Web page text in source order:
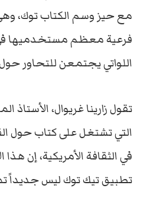
مع حيز وسم الكتاب توك،
فرعية معظم مستخدميها
اللواتي يجتمعن للتحاور
تقول زارينا غريوال،
التي تشتغل على كتاب حول
في الثقافة الأمريكية، إن
تطبيق تيك توك ليس جديداً